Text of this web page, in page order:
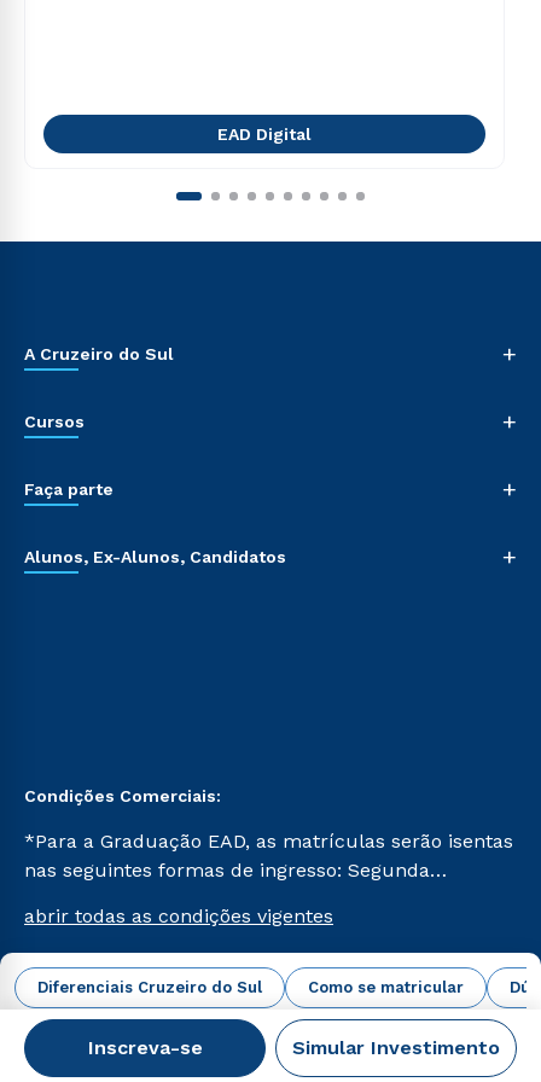
Diferenciais Cruzeiro do Sul Como se matricular
Inscreva-se Simular Investimento
EAD Digital
A Cruzeiro do Sul +
Cursos +
Faça parte +
Alunos, Ex-Alunos, Candidatos +
Condições Comerciais:
*Para a Graduação EAD, as matrículas serão isentas
nas seguintes formas de ingresso: Segunda
Já para as demais, a taxa de matrícula será de R$
49. *Para a Pós-graduação EAD, as ofertas
mencionadas são referentes aos cursos: Ensino
Religioso, Geografia para a Docência e Metodologia
do Ensino de História: Questões Atuais.
abrir todas as condições vigentes
Campus Virtual Cruzeiro do Sul Educacional © 2026 -
Todos os direitos reservados.
CNPJ: 62.984.091/0001-02